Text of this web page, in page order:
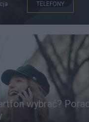
TELEFONY
wybrać?